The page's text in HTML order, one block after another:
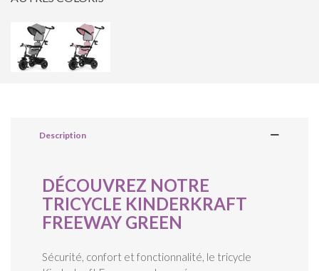
Description
DÉCOUVREZ NOTRE
TRICYCLE KINDERKRAFT
FREEWAY GREEN
Sécurité, confort et fonctionnalité, le tricycle